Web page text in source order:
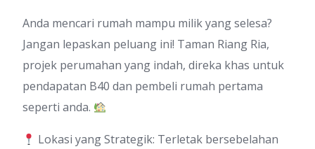
Anda mencari rumah mampu milik yang selesa?
Jangan lepaskan peluang ini! Taman Riang Ria,
projek perumahan yang indah, direka khas untuk
pendapatan B40 dan pembeli rumah pertama
seperti anda.
Lokasi yang Strategik: Terletak bersebelahan